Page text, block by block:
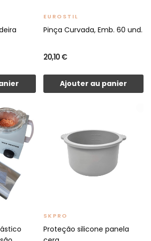
EUROSTIL
Pinça Curvada, Emb. 60 und.
20,10 €
Ajouter au panier
SKPRO
Proteção silicone panela